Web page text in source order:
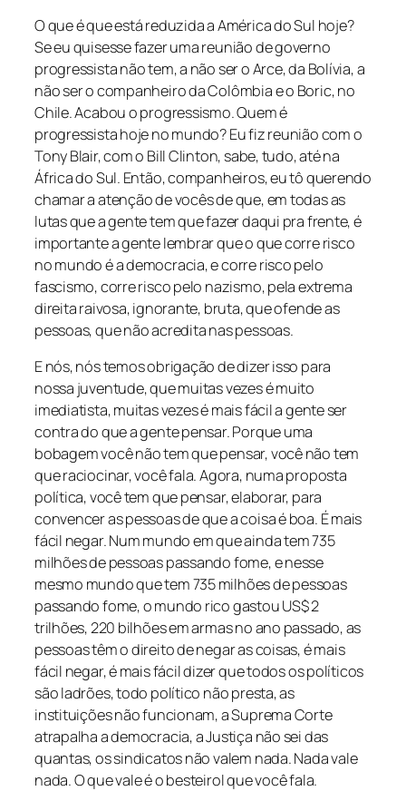
O que é que está reduzida a América do Sul hoje?
Se eu quisesse fazer uma reunião de governo
progressista não tem, a não ser o Arce, da Bolívia, a
não ser o companheiro da Colômbia e o Boric, no
Chile. Acabou o progressismo. Quem é
progressista hoje no mundo? Eu fiz reunião com o
Tony Blair, com o Bill Clinton, sabe, tudo, até na
África do Sul. Então, companheiros, eu tô querendo
chamar a atenção de vocês de que, em todas as
lutas que a gente tem que fazer daqui pra frente, é
importante a gente lembrar que o que corre risco
no mundo é a democracia, e corre risco pelo
fascismo, corre risco pelo nazismo, pela extrema
direita raivosa, ignorante, bruta, que ofende as
pessoas, que não acredita nas pessoas.
E nós, nós temos obrigação de dizer isso para
nossa juventude, que muitas vezes é muito
imediatista, muitas vezes é mais fácil a gente ser
contra do que a gente pensar. Porque uma
bobagem você não tem que pensar, você não tem
que raciocinar, você fala. Agora, numa proposta
política, você tem que pensar, elaborar, para
convencer as pessoas de que a coisa é boa. É mais
fácil negar. Num mundo em que ainda tem 735
milhões de pessoas passando fome, e nesse
mesmo mundo que tem 735 milhões de pessoas
passando fome, o mundo rico gastou US$ 2
trilhões, 220 bilhões em armas no ano passado, as
pessoas têm o direito de negar as coisas, é mais
fácil negar, é mais fácil dizer que todos os políticos
são ladrões, todo político não presta, as
instituições não funcionam, a Suprema Corte
atrapalha a democracia, a Justiça não sei das
quantas, os sindicatos não valem nada. Nada vale
nada. O que vale é o besteirol que você fala.